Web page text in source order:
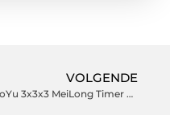
VOLGENDE
MoYu 3x3x3 MeiLong Timer Cube